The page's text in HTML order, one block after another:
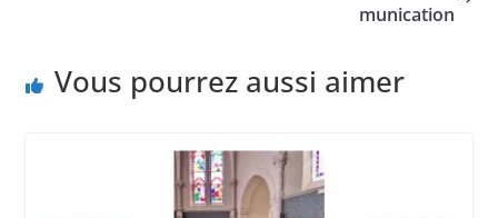
munication
Vous pourrez aussi aimer